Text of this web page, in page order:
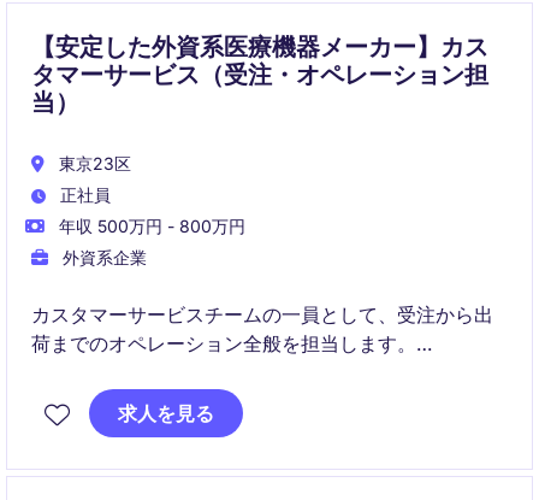
【安定した外資系医療機器メーカー】カス
タマーサービス（受注・オペレーション担
当）
東京23区
正社員
年収 500万円 - 800万円
外資系企業
カスタマーサービスチームの一員として、受注から出
荷までのオペレーション全般を担当します。
業務改善を推進していただきます。
求人を見る